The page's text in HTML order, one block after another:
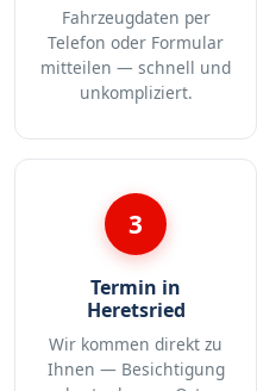
Fahrzeugdaten per
Telefon oder Formular
mitteilen — schnell und
unkompliziert.
3
Termin in
Heretsried
Wir kommen direkt zu
Ihnen — Besichtigung